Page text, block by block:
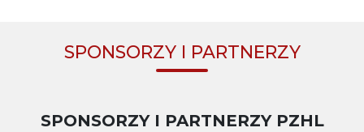
SPONSORZY I PARTNERZY
SPONSORZY I PARTNERZY PZHL